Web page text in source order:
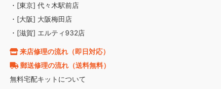
・[東京] 代々木駅前店
・[大阪] 大阪梅田店
・[滋賀] エルティ932店
来店修理の流れ（即日対応）
郵送修理の流れ（送料無料）
無料宅配キットについて